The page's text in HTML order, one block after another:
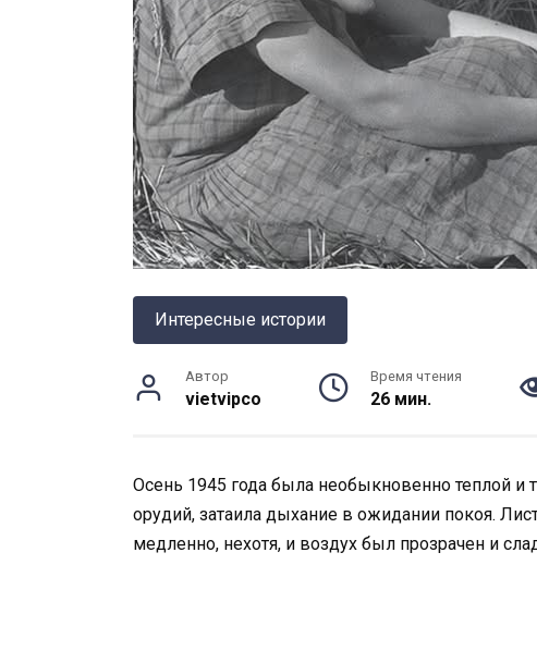
Интересные истории
Автор
vietvipco
Время чтения
26 мин.
Осень 1945 года была необыкновенно теплой и
орудий, затаила дыхание в ожидании покоя.
медленно, нехотя, и воздух был прозрачен и